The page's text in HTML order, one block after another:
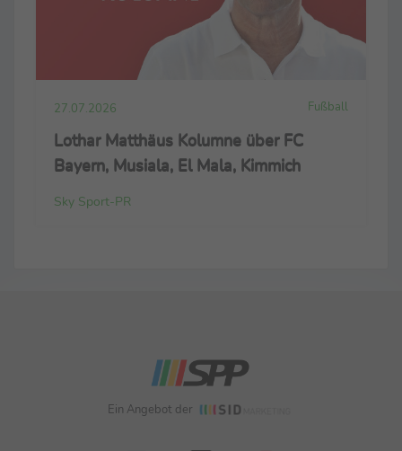
27.07.2026 Fußball
Lothar Matthäus Kolumne über FC
Bayern, Musiala, El Mala, Kimmich
Sky Sport-PR
Ein Angebot der